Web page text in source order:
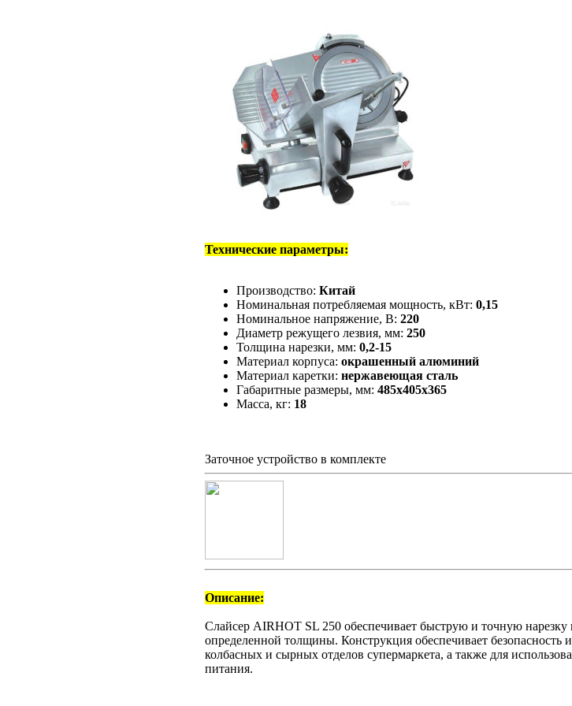
Технические параметры:
Производство: Китай
Номинальная потребляемая мощность, кВт: 0,15
Номинальное напряжение, В: 220
Диаметр режущего лезвия, мм: 250
Толщина нарезки, мм: 0,2-15
Материал корпуса: окрашенный алюминий
Материал каретки: нержавеющая сталь
Габаритные размеры, мм: 485x405x365
Масса, кг: 18
Заточное устройство в комплекте
Описание:
Слайсер AIRHOT SL 250 обеспечивает быструю и точную
определенной толщины. Конструкция обеспечивает безопасность
колбасных и сырных отделов супермаркета, а также для
питания.